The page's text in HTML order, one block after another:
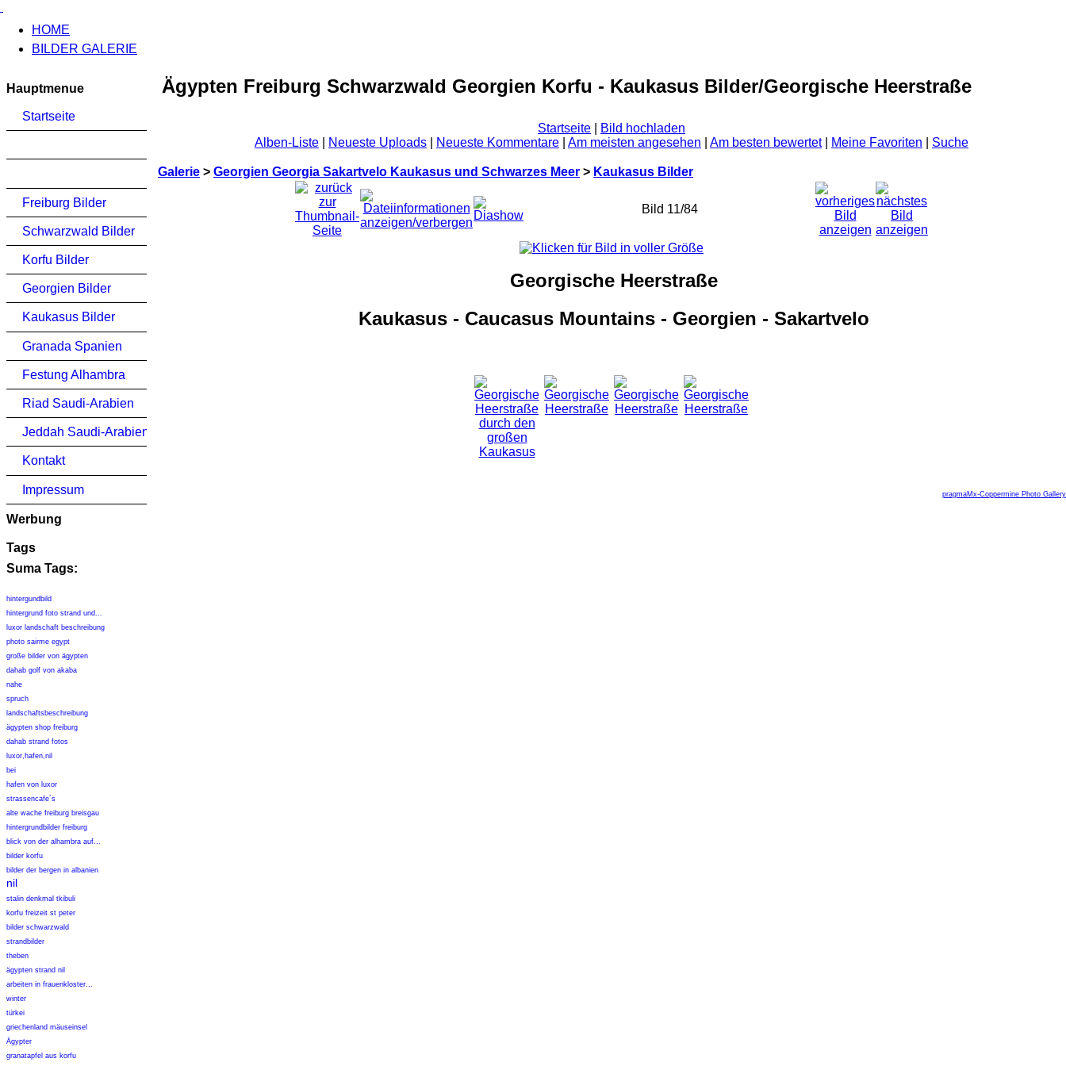
HOME
BILDER GALERIE
Hauptmenue
Startseite
Freiburg Bilder
Schwarzwald Bilder
Korfu Bilder
Georgien Bilder
Kaukasus Bilder
Granada Spanien
Festung Alhambra
Riad Saudi-Arabien
Jeddah Saudi-Arabien
Kontakt
Impressum
Werbung
Tags
Suma Tags:
hintergundbild
hintergrund foto strand und...
luxor landschaft beschreibung
photo sairme egypt
große bilder von ägypten
dahab golf von akaba
nahe
spruch
landschaftsbeschreibung
ägypten shop freiburg
dahab strand fotos
luxor,hafen,nil
bei
hafen von luxor
strassencafe´s
alte wache freiburg breisgau
hintergrundbilder freiburg
blick von der alhambra auf...
bilder korfu
bilder der bergen in albanien
nil
stalin denkmal tkibuli
korfu freizeit st peter
bilder schwarzwald
strandbilder
theben
ägypten strand nil
arbeiten in frauenkloster...
winter
türkei
griechenland mäuseinsel
Ägypter
granatapfel aus korfu
Ägypten Freiburg Schwarzwald Georgien Korfu - Kaukasus Bilder/Georgische Heerstraße
Startseite
Bild hochladen
Alben-Liste
Neueste Uploads Neueste Kommentare Am meisten angesehen Am besten bewertet| Meine Favoriten Suche
Galerie > Georgien Georgia Sakartvelo Kaukasus und Schwarzes Meer > Kaukasus Bilder
Bild 11/84
Georgische Heerstraße
Kaukasus - Caucasus Mountains - Georgien - Sakartvelo
pragmaMx-Coppermine Photo Gallery